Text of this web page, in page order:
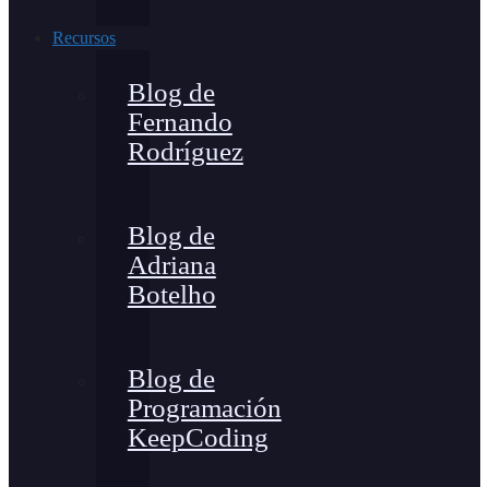
Recursos
Blog de
Fernando
Rodríguez
Blog de
Adriana
Botelho
Blog de
Programación
KeepCoding